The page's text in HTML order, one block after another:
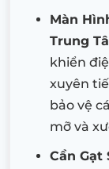
Màn
Trung
khiển
xuyên
bảo vệ
mỡ và
Cần Gạt